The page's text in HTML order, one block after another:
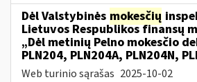
Dėl Valstybinės mokesčių
Lietuvos Respublikos finansų
„Dėl metinių Pelno mokesčio
PLN204, PLN204A, PLN204N,
Web turinio sąrašas 2025-10-02